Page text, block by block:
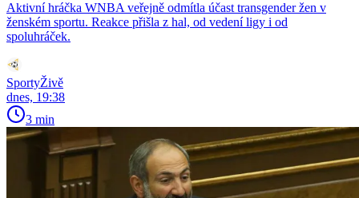
Aktivní hráčka WNBA veřejně odmítla účast transgender žen v
ženském sportu. Reakce přišla z hal, od vedení ligy i od
spoluhráček.
SportyŽivě
dnes, 19:38
3 min